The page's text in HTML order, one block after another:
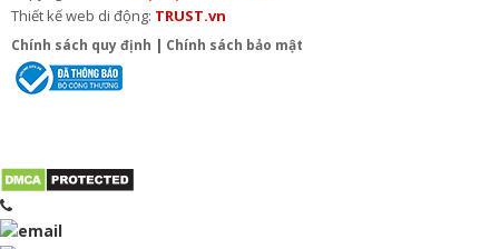
Thiết kế web di động: TRUST.vn
Chính sách quy định | Chính sách bảo mật